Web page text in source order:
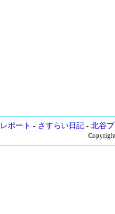
レポート - さすらい日記- 北谷